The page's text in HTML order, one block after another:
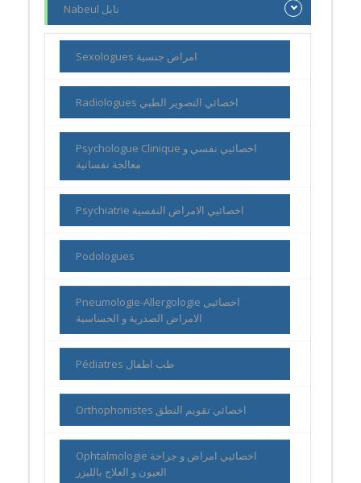
Nabeul نابل
Sexologues امراض جنسية
Radiologues اخصائي التصوير الطبي
Psychologue Clinique اخصائيي نفسي و
معالجة نفسانية
Psychiatrie اخصائيي الامراض النفسية
Podologues
Pneumologie-Allergologie اخصائيي
الامراض الصدرية و الحساسية
Pédiatres طب اطفال
Orthophonistes اخصائي تقويم النطق
Ophtalmologie اخصائيي امراض و جراحة
العيون و العلاج بالليزر